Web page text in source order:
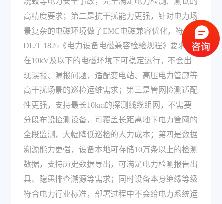
高精度要求；第二是抗干扰能力更强，针对电力场
景复杂的电磁环境做了EMC电磁兼容优化，符合
DL/T 1826《电力设备电磁兼容检验规程》要求，
在10kV及以下的电磁环境下可稳定运行，不会出
现误报、漏报问题，适配变电站、高压电力管廊等
高干扰场景的巡检运维需求；第三是管网检测适配
性更强，支持最长10km的探测线缆组网，不需要
分段布设检测设备，可覆盖长距离地下电力管网的
全段监测，大幅降低巡检的人力成本；第四是数据
溯源能力更强，设备本地可存储10万条以上的检测
数据，支持历史数据导出，可满足电力检测报告出
具、隐患排查溯源等需求；同时设备本身绝缘等级
符合电力行业标准，部署过程中不会给电力系统运